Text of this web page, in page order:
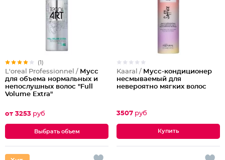
(1)
L'oreal Professionnel / Мусс
для объема нормальных и
непослушных волос "Full
Volume Extra"
от 3253 руб
Выбрать объем
Kaaral / Мусс-кондиционер
несмываемый для
невероятно мягких волос
3507 руб